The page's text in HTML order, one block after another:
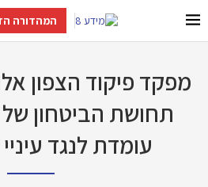
המהדורה
מפקד פיקוד הצפון
תחושת הביטחון של
עומדת לנגד